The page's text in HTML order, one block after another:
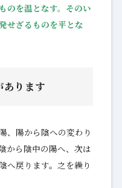
を温となす。 そのい
せざるものを平とな
あります
、陽から陰への変わり
から陰中の陽へ、次は
へ戻ります。之を繰り